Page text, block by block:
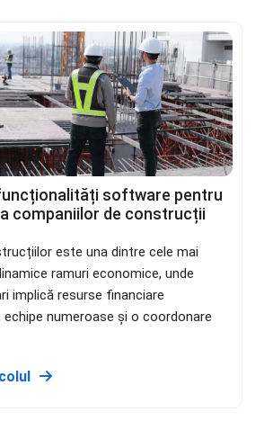
software pentru
companiilor de construcții
este una dintre cele mai
ramuri economice, unde
implică resurse financiare
echipe numeroase și o coordonare